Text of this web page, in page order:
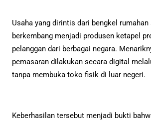
Usaha yang dirintis dari bengkel
berkembang menjadi produsen ketapel
pelanggan dari berbagai negara.
pemasaran dilakukan secara digital
tanpa membuka toko fisik di luar negeri.
Keberhasilan tersebut menjadi bukti